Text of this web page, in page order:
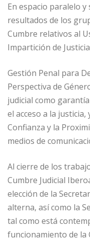
En espacio paralelo
resultados de los
Cumbre relativos al
Impartición de
Gestión Penal para
Perspectiva de
judicial como
el acceso a la
Confianza y la
medios de
Al cierre de los
Cumbre Judicial
elección de la
alterna, así como la
tal como está
funcionamiento de la